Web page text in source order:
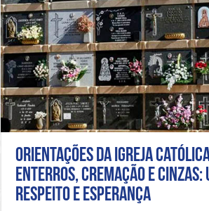
Orientações da Igreja
enterros, cremação e cinzas:
respeito e esperança